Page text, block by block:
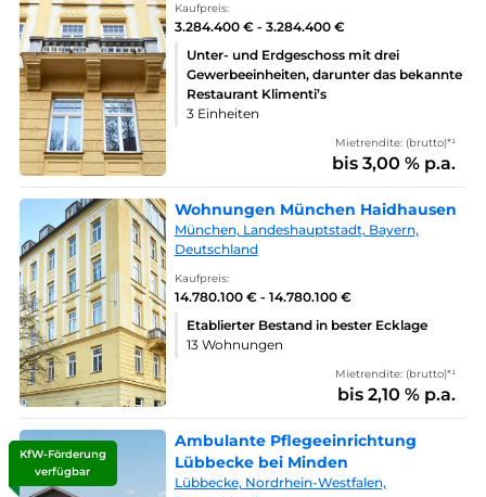
Kaufpreis:
3.284.400 € - 3.284.400 €
Unter- und Erdgeschoss mit drei
Gewerbeeinheiten, darunter das bekannte
Restaurant Klimenti’s
3 Einheiten
Mietrendite: (brutto)*¹
bis 3,00 % p.a.
Wohnungen München Haidhausen
München, Landeshauptstadt, Bayern,
Deutschland
Kaufpreis:
14.780.100 € - 14.780.100 €
Etablierter Bestand in bester Ecklage
13 Wohnungen
Mietrendite: (brutto)*¹
bis 2,10 % p.a.
KfW-Förderung
verfügbar
Ambulante Pflegeeinrichtung
Lübbecke bei Minden
Lübbecke, Nordrhein-Westfalen,